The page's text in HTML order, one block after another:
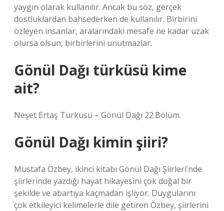
yaygın olarak kullanılır. Ancak bu söz, gerçek
dostluklardan bahsederken de kullanılır. Birbirini
özleyen insanlar, aralarındaki mesafe ne kadar uzak
olursa olsun, birbirlerini unutmazlar.
Gönül Dağı türküsü kime
ait?
Neşet Ertaş Türküsü – Gönül Dağı 22.Bölüm.
Gönül Dağı kimin şiiri?
Mustafa Özbey, ikinci kitabı Gönül Dağı Şiirleri’nde
şiirlerinde yazdığı hayat hikayesini çok doğal bir
şekilde ve abartıya kaçmadan işliyor. Duygularını
çok etkileyici kelimelerle dile getiren Özbey, şiirlerini